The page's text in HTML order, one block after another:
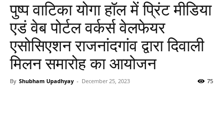
पुष्प वाटिका योगा हॉल में प्रिंट मीडिया
एडं वेब पोर्टल वर्कर्स वेलफेयर
एसोसिएशन राजनांदगांव द्वारा दिवाली
मिलन समारोह का आयोजन
By Shubham Upadhyay - December 25, 2023 75